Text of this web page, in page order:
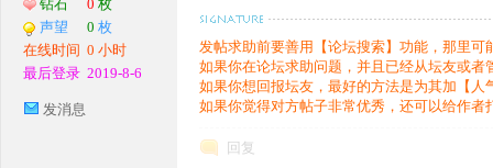
服 钻石 0 枚
声望
0 枚
在线时间 0 小时
最后登录 2019-8-6
发消息
发帖求助前要善用【论坛搜索】功能，那里可
如果你在论坛求助问题，并且已经从坛友或
如果你想回报坛友，最好的方法是为其加【
如果你觉得对方帖子非常优秀，还可以给作
回复